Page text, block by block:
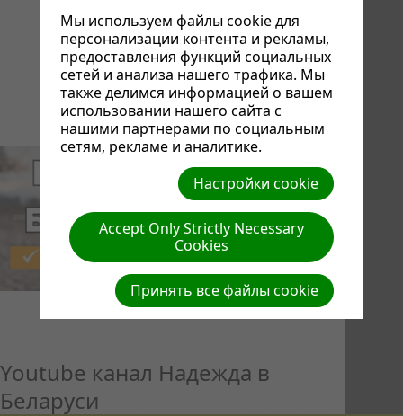
Youtube канал Надежда в
Беларуси
Мы используем файлы cookie для
персонализации контента и рекламы,
предоставления функций социальных
сетей и анализа нашего трафика. Мы
также делимся информацией о вашем
использовании нашего сайта с
нашими партнерами по социальным
сетям, рекламе и аналитике.
Настройки cookie
Accept Only Strictly Necessary
Cookies
Принять все файлы cookie